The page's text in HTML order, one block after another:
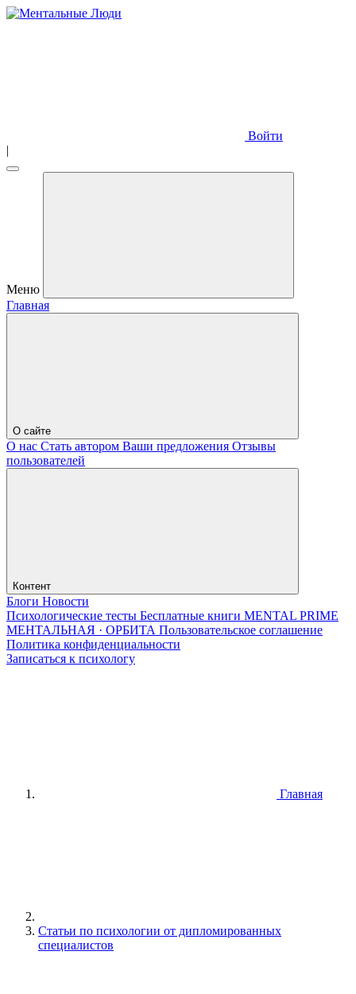
Войти
|
Меню
Главная
О сайте
О нас Стать автором Ваши предложения Отзывы
пользователей
Контент
Блоги Новости
Психологические тесты Бесплатные книги MENTAL PRIME
МЕНТАЛЬНАЯ · ОРБИТА Пользовательское соглашение
Политика конфиденциальности
Записаться к психологу
Главная
Статьи по психологии от дипломированных
специалистов